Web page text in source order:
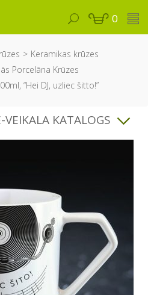
0
Keramikas krūzes
Porcelāna Krūzes
“Hei DJ, uzliec šitto!”
VEIKALA KATALOGS